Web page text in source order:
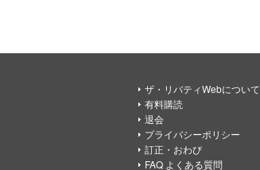
ザ・リバティWebについて
有料購読
退会
プライバシーポリシー
訂正・おわび
FAQ よくある質問